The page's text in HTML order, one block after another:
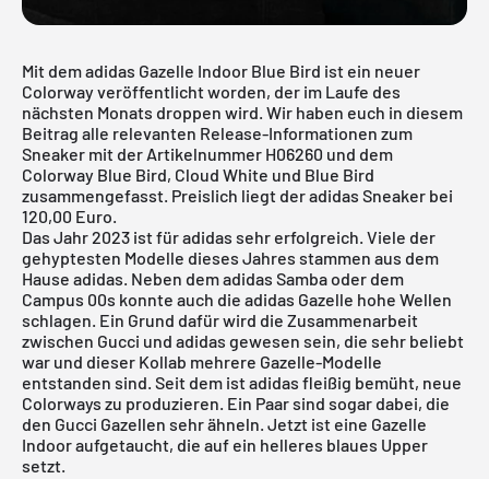
Mit dem adidas Gazelle Indoor Blue Bird ist ein neuer
Colorway veröffentlicht worden, der im Laufe des
nächsten Monats droppen wird. Wir haben euch in diesem
Beitrag alle relevanten Release-Informationen zum
Sneaker mit der Artikelnummer H06260 und dem
Colorway Blue Bird, Cloud White und Blue Bird
zusammengefasst. Preislich liegt der adidas Sneaker bei
120,00 Euro.
Das Jahr 2023 ist für adidas sehr erfolgreich. Viele der
gehyptesten Modelle dieses Jahres stammen aus dem
Hause adidas. Neben dem adidas Samba oder dem
Campus 00s konnte auch die adidas Gazelle hohe Wellen
schlagen. Ein Grund dafür wird die Zusammenarbeit
zwischen Gucci und adidas gewesen sein, die sehr beliebt
war und dieser Kollab mehrere Gazelle-Modelle
entstanden sind. Seit dem ist adidas fleißig bemüht, neue
Colorways zu produzieren. Ein Paar sind sogar dabei, die
den Gucci Gazellen sehr ähneln. Jetzt ist eine Gazelle
Indoor aufgetaucht, die auf ein helleres blaues Upper
setzt.